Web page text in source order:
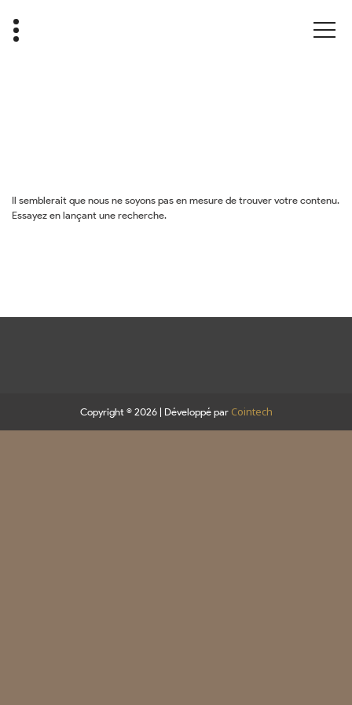
Il semblerait que nous ne soyons pas en mesure de trouver votre contenu.
Essayez en lançant une recherche.
Copyright © 2026 | Développé par Cointech